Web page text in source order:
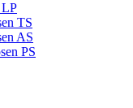
LP
TS
AS
PS